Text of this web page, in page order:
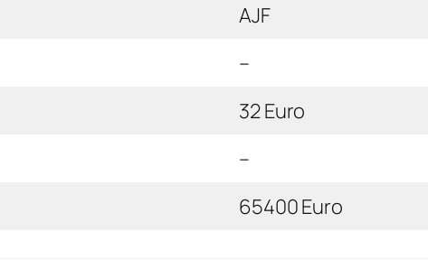
AJF
–
32 Euro
–
65400 Euro